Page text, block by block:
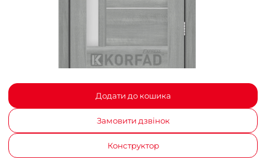
Додати до кошика
Замовити дзвінок
Конструктор